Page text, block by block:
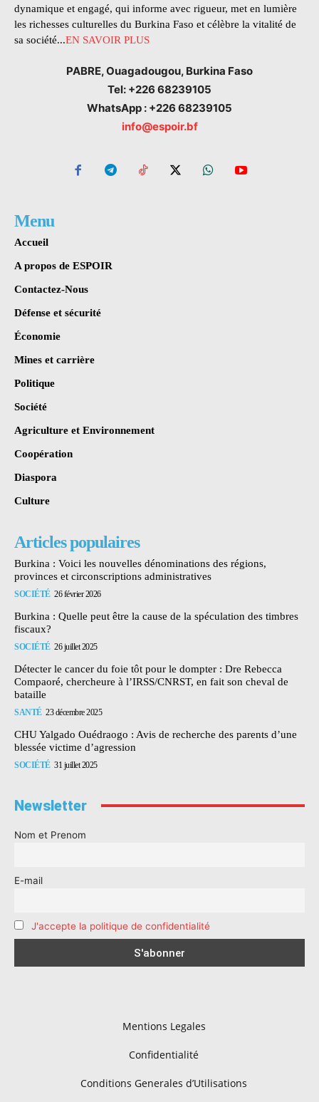
dynamique et engagé, qui informe avec rigueur, met en lumière
les richesses culturelles du Burkina Faso et célèbre la vitalité de
sa société...EN SAVOIR PLUS
PABRE, Ouagadougou, Burkina Faso
Tel: +226 68239105
WhatsApp : +226 68239105
info@espoir.bf
Menu
Accueil
A propos de ESPOIR
Contactez-Nous
Défense et sécurité
Économie
Mines et carrière
Politique
Société
Agriculture et Environnement
Coopération
Diaspora
Culture
Articles populaires
Burkina : Voici les nouvelles dénominations des régions,
provinces et circonscriptions administratives
SOCIÉTÉ 26 février 2026
Burkina : Quelle peut être la cause de la spéculation des timbres
fiscaux?
SOCIÉTÉ 26 juillet 2025
Détecter le cancer du foie tôt pour le dompter : Dre Rebecca
Compaoré, chercheure à l’IRSS/CNRST, en fait son cheval de
bataille
SANTÉ 23 décembre 2025
CHU Yalgado Ouédraogo : Avis de recherche des parents d’une
blessée victime d’agression
SOCIÉTÉ 31 juillet 2025
Newsletter
Nom et Prenom
E-mail
J'accepte la politique de confidentialité
Mentions Legales
Confidentialité
Conditions Generales d’Utilisations